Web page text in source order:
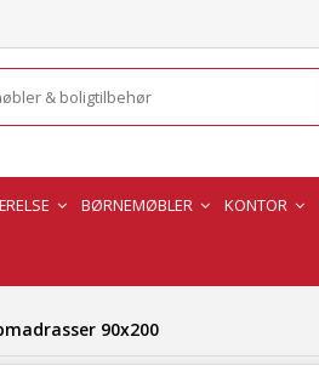
BØRNEMØBLER KONTOR
90x200